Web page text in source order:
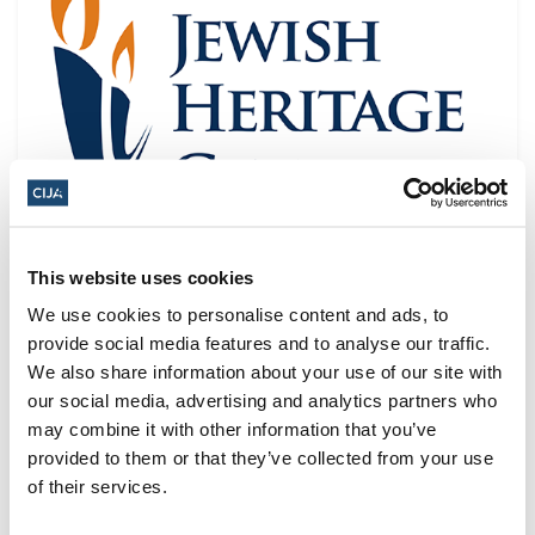
This website uses cookies
We use cookies to personalise content and ads, to
provide social media features and to analyse our traffic.
We also share information about your use of our site with
our social media, advertising and analytics partners who
may combine it with other information that you’ve
provided to them or that they’ve collected from your use
of their services.
Centre du patrimoine juif de l'Ouest
du Canada
Le Centre du patrimoine juif de l'Ouest canadien
est une organisation à but non lucratif à multiples